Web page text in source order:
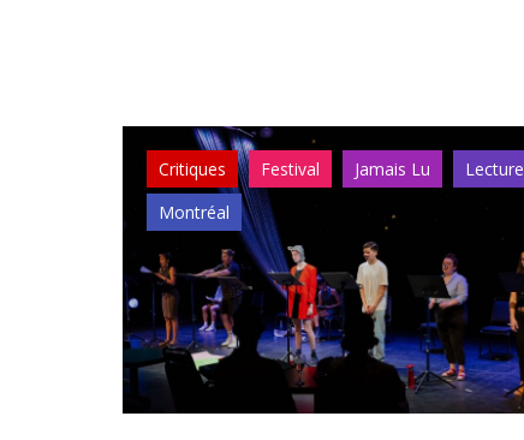
Critiques Festival Jamais Lu
Lecture
Montréal